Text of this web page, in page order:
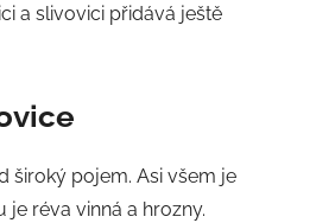
a slivovici přidává ještě
široký pojem. Asi všem je
je réva vinná a hrozny.